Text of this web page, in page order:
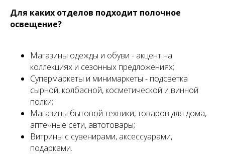
Для каких отделов подходит полочное
освещение?
Магазины одежды и обуви - акцент на
коллекциях и сезонных предложениях;
Супермаркеты и минимаркеты - подсветка
сырной, колбасной, косметической и винной
полки;
Магазины бытовой техники, товаров для дома,
аптечные сети, автотовары;
Витрины с сувенирами, аксессуарами,
подарками.